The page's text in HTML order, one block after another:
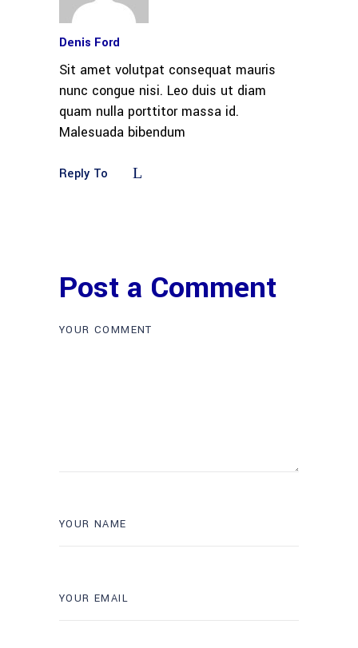
Denis Ford
Sit amet volutpat consequat mauris
nunc congue nisi. Leo duis ut diam
quam nulla porttitor massa id.
Malesuada bibendum
Reply To
Post a Comment